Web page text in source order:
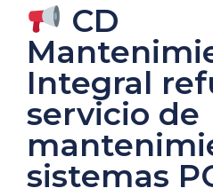
CD
Integral
servicio de
sistemas